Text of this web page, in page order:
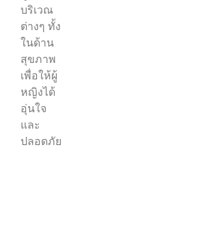
บริเวณ
ต่างๆ ทั้ง
ในด้าน
สุขภาพ
เพื่อให้ผู้
หญิงได้
อุ่นใจ
และ
ปลอดภัย